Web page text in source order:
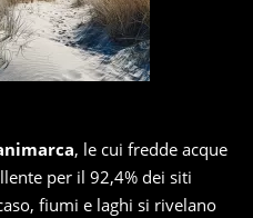
, le cui fredde acque
per il 92,4% dei siti
fiumi e laghi si rivelano